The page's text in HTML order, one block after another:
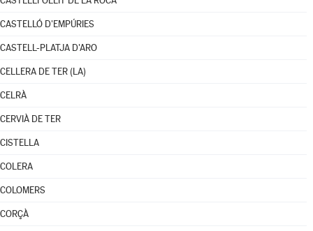
CASTELLÓ D'EMPÚRIES
CASTELL-PLATJA D'ARO
CELLERA DE TER (LA)
CELRÀ
CERVIÀ DE TER
CISTELLA
COLERA
COLOMERS
CORÇÀ